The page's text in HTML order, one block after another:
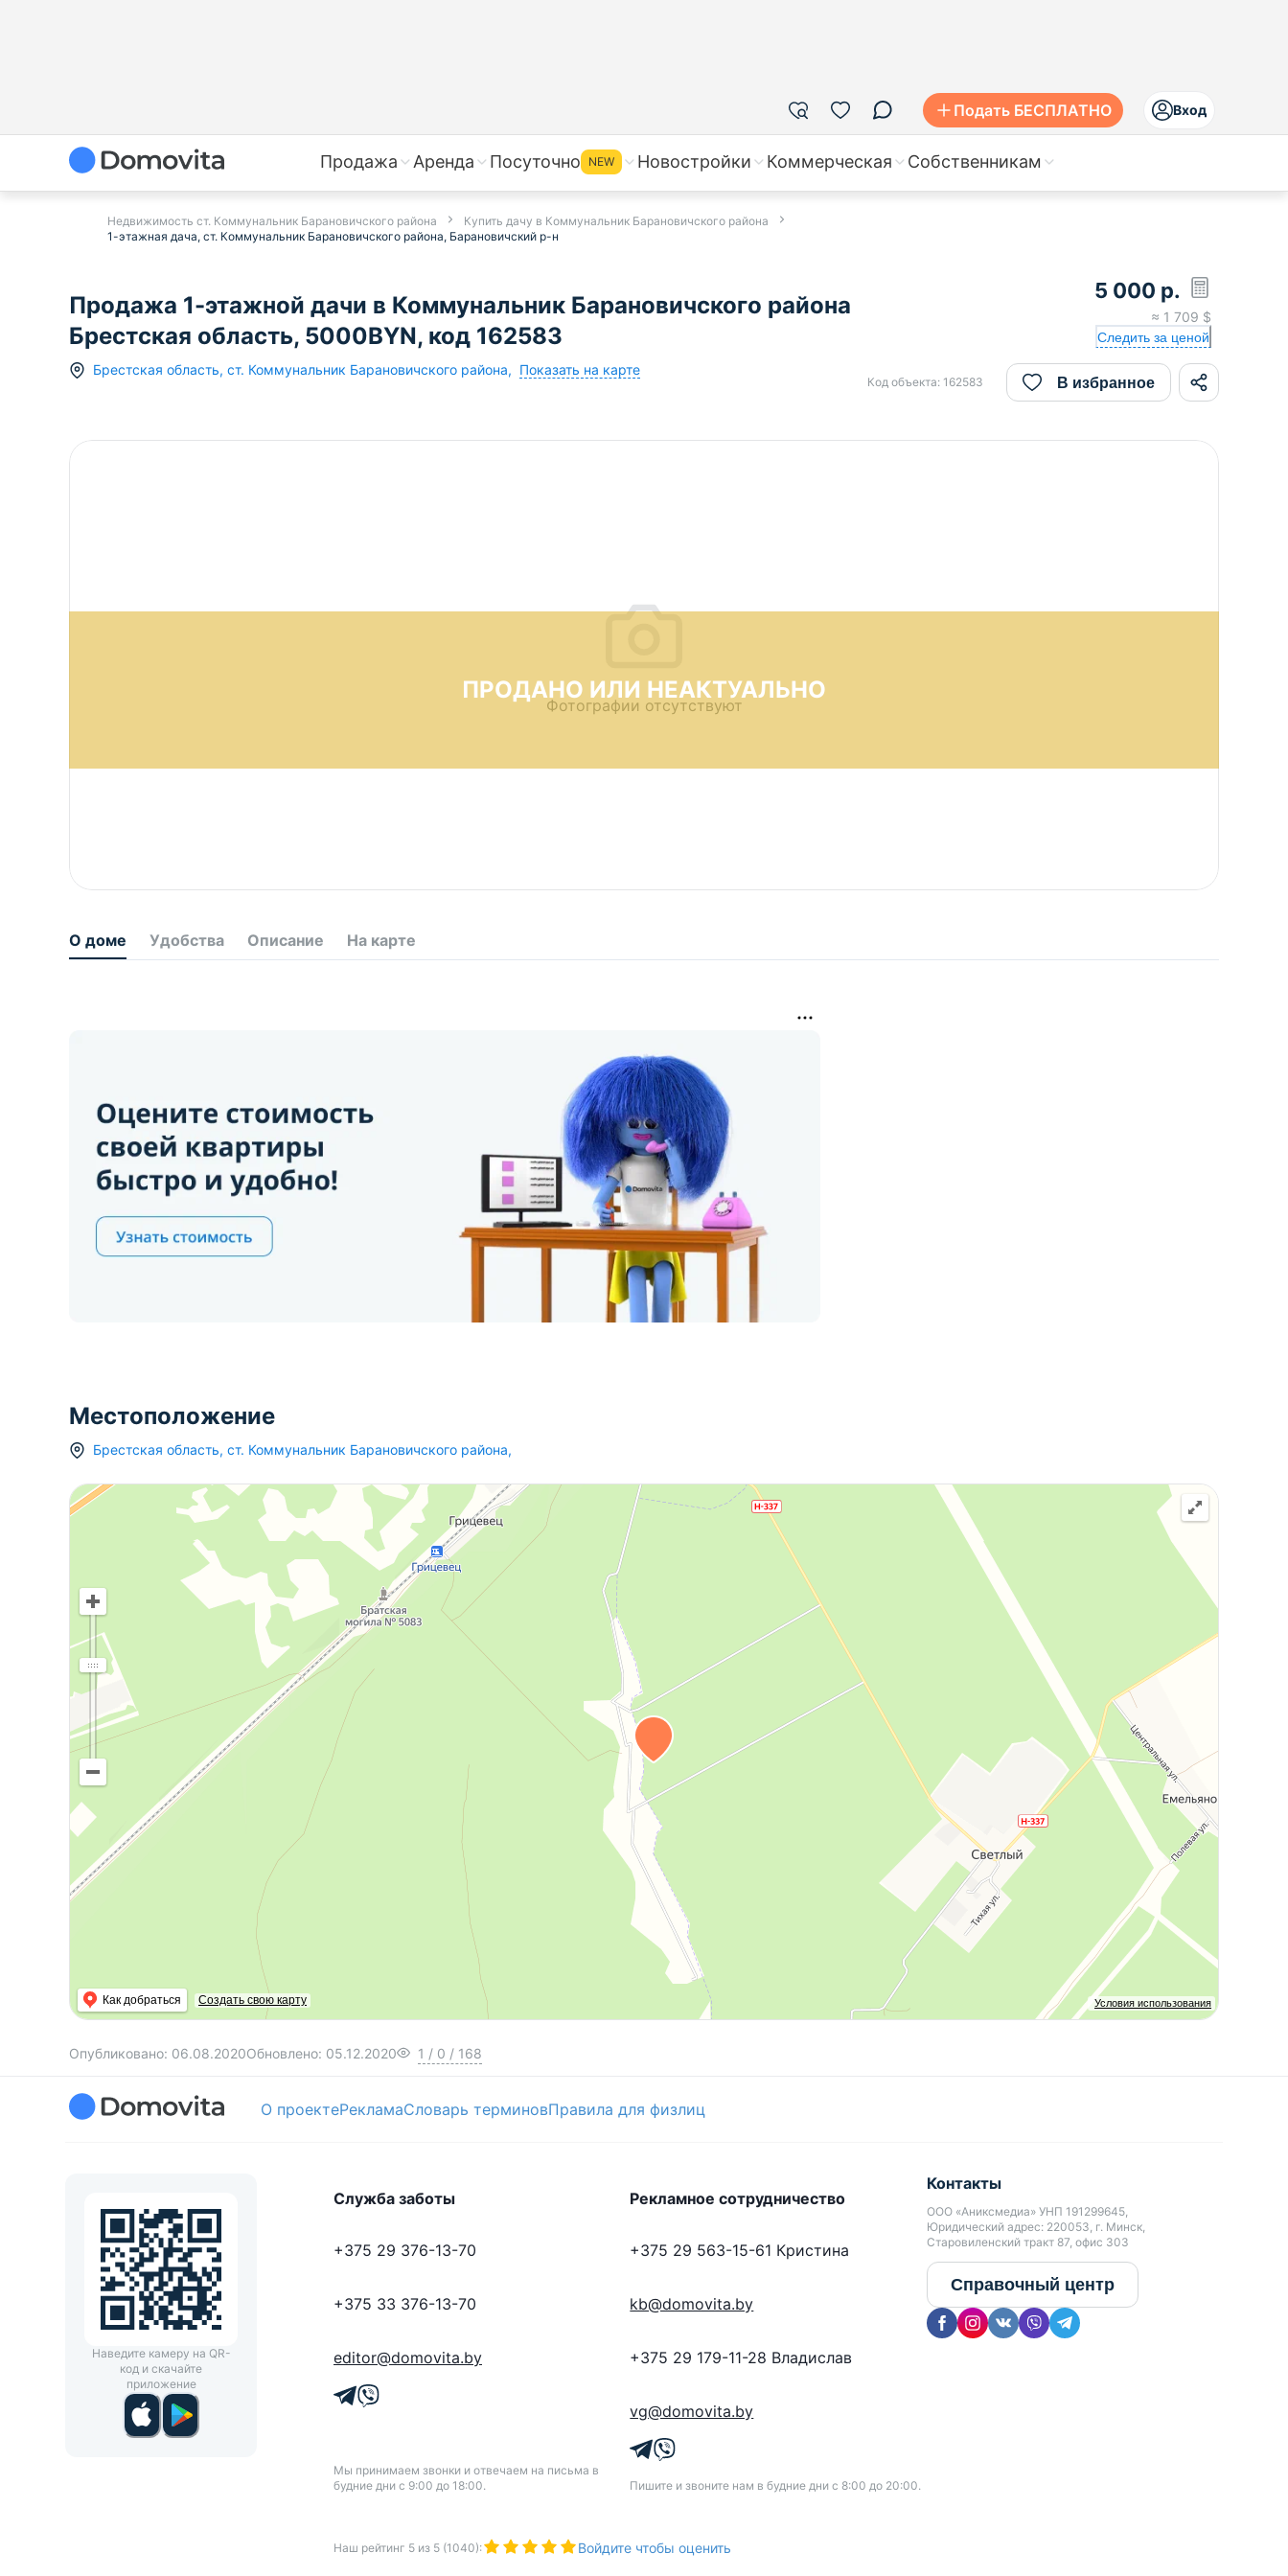
Подать БЕСПЛАТНО Вход
Продажа Аренда Посуточно NEW Новостройки Коммерческая Собственникам
Недвижимость ст. Коммунальник Барановичского района
Купить дачу в Коммунальник Барановичского района
1-этажная дача, ст. Коммунальник Барановичского района, Барановичский р-н
Продажа 1-этажной дачи в Коммунальник Барановичского района
Брестская область, 5000BYN, код 162583
Брестская область, ст. Коммунальник Барановичского района, Показать на карте
5 000 р.
≈ 1 709 $
Следить за ценой
Код объекта: 162583 В избранное
ПРОДАНО ИЛИ НЕАКТУАЛЬНО
Фотографии отсутствуют
О доме Удобства Описание На карте
Местоположение
Брестская область, ст. Коммунальник Барановичского района,
Условия использования
Как добраться Создать свою карту
Опубликовано: 06.08.2020Обновлено: 05.12.2020 1 / 0 / 168
О проектеРекламаСловарь терминовПравила для физлиц
Наведите камеру на QR-
код и скачайте
приложение
Служба заботы
+375 29 376-13-70
+375 33 376-13-70
editor@domovita.by
Мы принимаем звонки и отвечаем на письма в
будние дни с 9:00 до 18:00.
Рекламное сотрудничество
+375 29 563-15-61 Кристина
kb@domovita.by
+375 29 179-11-28 Владислав
vg@domovita.by
Пишите и звоните нам в будние дни с 8:00 до 20:00.
Контакты
ООО «Аниксмедиа» УНП 191299645,
Юридический адрес: 220053, г. Минск,
Старовиленский тракт 87, офис 303
Справочный центр
Наш рейтинг 5 из 5 (1040): Войдите чтобы оценить